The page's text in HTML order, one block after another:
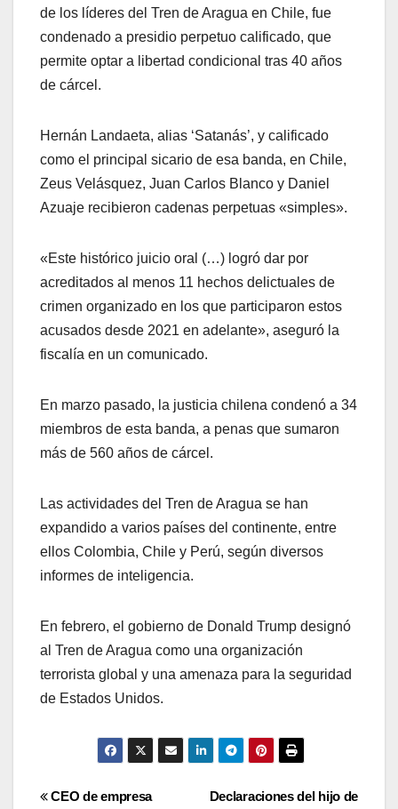
de los líderes del Tren de Aragua en Chile, fue
condenado a presidio perpetuo calificado, que
permite optar a libertad condicional tras 40 años
de cárcel.
Hernán Landaeta, alias ‘Satanás’, y calificado
como el principal sicario de esa banda, en Chile,
Zeus Velásquez, Juan Carlos Blanco y Daniel
Azuaje recibieron cadenas perpetuas «simples».
«Este histórico juicio oral (…) logró dar por
acreditados al menos 11 hechos delictuales de
crimen organizado en los que participaron estos
acusados desde 2021 en adelante», aseguró la
fiscalía en un comunicado.
En marzo pasado, la justicia chilena condenó a 34
miembros de esta banda, a penas que sumaron
más de 560 años de cárcel.
Las actividades del Tren de Aragua se han
expandido a varios países del continente, entre
ellos Colombia, Chile y Perú, según diversos
informes de inteligencia.
En febrero, el gobierno de Donald Trump designó
al Tren de Aragua como una organización
terrorista global y una amenaza para la seguridad
de Estados Unidos.
Navegación Declaraciones del hijo de
CEO de empresa